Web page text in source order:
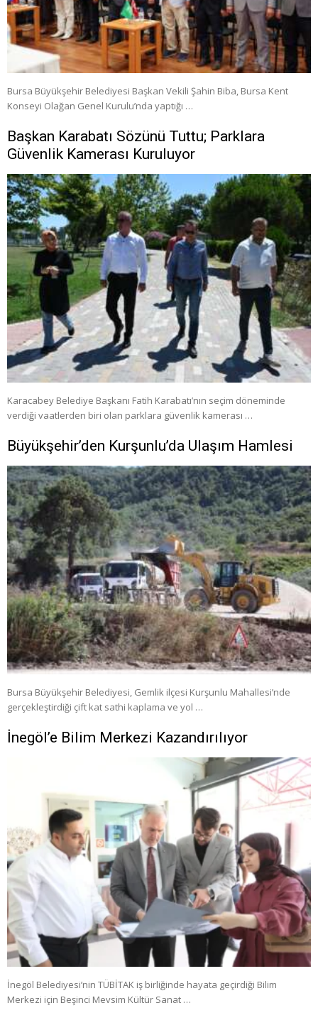
Bursa Büyükşehir Belediyesi Başkan Vekili Şahin Biba, Bursa Kent
Konseyi Olağan Genel Kurulu’nda yaptığı …
Başkan Karabatı Sözünü Tuttu; Parklara
Güvenlik Kamerası Kuruluyor
Karacabey Belediye Başkanı Fatih Karabatı’nın seçim döneminde
verdiği vaatlerden biri olan parklara güvenlik kamerası …
Büyükşehir’den Kurşunlu’da Ulaşım Hamlesi
Bursa Büyükşehir Belediyesi, Gemlik ilçesi Kurşunlu Mahallesi’nde
gerçekleştirdiği çift kat sathi kaplama ve yol …
İnegöl’e Bilim Merkezi Kazandırılıyor
İnegöl Belediyesi’nin TÜBİTAK iş birliğinde hayata geçirdiği Bilim
Merkezi için Beşinci Mevsim Kültür Sanat …